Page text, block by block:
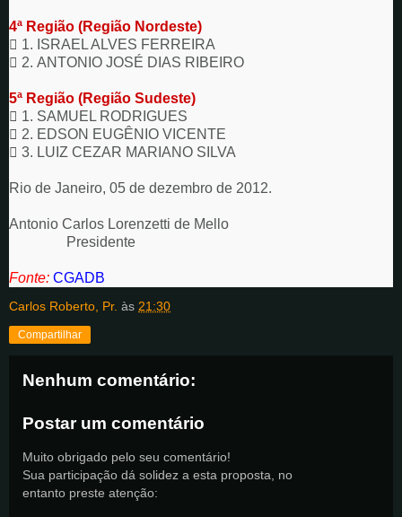
4ª Região (Região Nordeste)
 1. ISRAEL ALVES FERREIRA
 2. ANTONIO JOSÉ DIAS RIBEIRO
5ª Região (Região Sudeste)
 1. SAMUEL RODRIGUES
 2. EDSON EUGÊNIO VICENTE
 3. LUIZ CEZAR MARIANO SILVA
Rio de Janeiro, 05 de dezembro de 2012.
Antonio Carlos Lorenzetti de Mello
Presidente
Fonte: CGADB
Carlos Roberto, Pr. às 21:30
Compartilhar
Nenhum comentário:
Postar um comentário
Muito obrigado pelo seu comentário!
Sua participação dá solidez a esta proposta, no
entanto preste atenção: